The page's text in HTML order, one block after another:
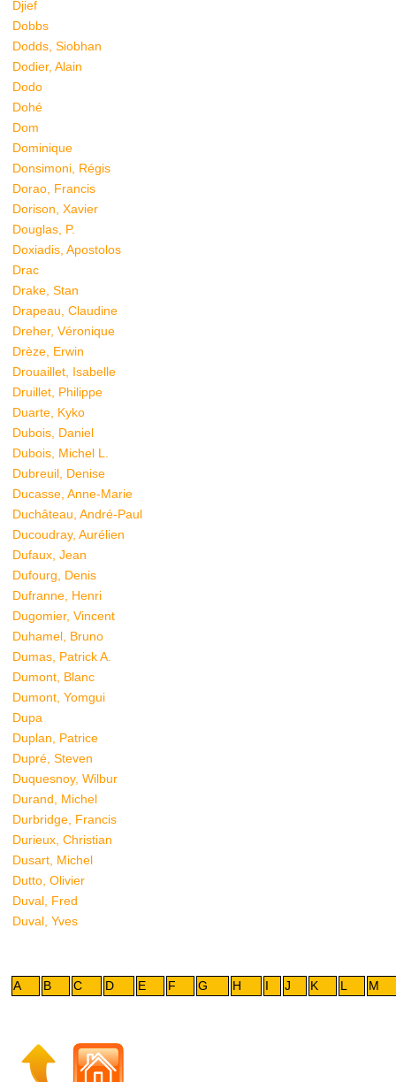
Djief
Dobbs
Dodds, Siobhan
Dodier, Alain
Dodo
Dohé
Dom
Dominique
Donsimoni, Régis
Dorao, Francis
Dorison, Xavier
Douglas, P.
Doxiadis, Apostolos
Drac
Drake, Stan
Drapeau, Claudine
Dreher, Véronique
Drèze, Erwin
Drouaillet, Isabelle
Druillet, Philippe
Duarte, Kyko
Dubois, Daniel
Dubois, Michel L.
Dubreuil, Denise
Ducasse, Anne-Marie
Duchâteau, André-Paul
Ducoudray, Aurélien
Dufaux, Jean
Dufourg, Denis
Dufranne, Henri
Dugomier, Vincent
Duhamel, Bruno
Dumas, Patrick A.
Dumont, Blanc
Dumont, Yomgui
Dupa
Duplan, Patrice
Dupré, Steven
Duquesnoy, Wilbur
Durand, Michel
Durbridge, Francis
Durieux, Christian
Dusart, Michel
Dutto, Olivier
Duval, Fred
Duval, Yves
A B C D E F G H I J K L M